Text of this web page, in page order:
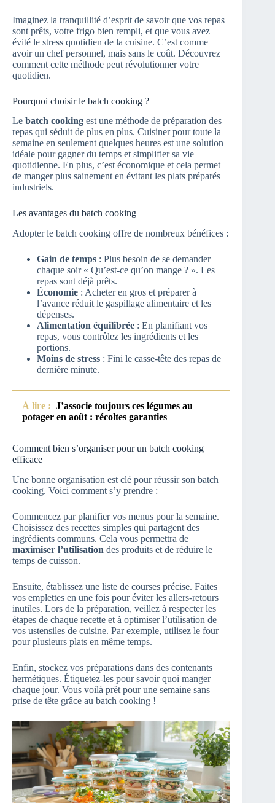
Imaginez la tranquillité d’esprit de savoir que vos repas
sont prêts, votre frigo bien rempli, et que vous avez
évité le stress quotidien de la cuisine. C’est comme
avoir un chef personnel, mais sans le coût. Découvrez
comment cette méthode peut révolutionner votre
quotidien.
Pourquoi choisir le batch cooking ?
Le batch cooking est une méthode de préparation des
repas qui séduit de plus en plus. Cuisiner pour toute la
semaine en seulement quelques heures est une solution
idéale pour gagner du temps et simplifier sa vie
quotidienne. En plus, c’est économique et cela permet
de manger plus sainement en évitant les plats préparés
industriels.
Les avantages du batch cooking
Adopter le batch cooking offre de nombreux bénéfices :
Gain de temps : Plus besoin de se demander
chaque soir « Qu’est-ce qu’on mange ? ». Les
repas sont déjà prêts.
Économie : Acheter en gros et préparer à
l’avance réduit le gaspillage alimentaire et les
dépenses.
Alimentation équilibrée : En planifiant vos
repas, vous contrôlez les ingrédients et les
portions.
Moins de stress : Fini le casse-tête des repas de
dernière minute.
À lire : J’associe toujours ces légumes au
potager en août : récoltes garanties
Comment bien s’organiser pour un batch cooking
efficace
Une bonne organisation est clé pour réussir son batch
cooking. Voici comment s’y prendre :
Commencez par planifier vos menus pour la semaine.
Choisissez des recettes simples qui partagent des
ingrédients communs. Cela vous permettra de
maximiser l’utilisation des produits et de réduire le
temps de cuisson.
Ensuite, établissez une liste de courses précise. Faites
vos emplettes en une fois pour éviter les allers-retours
inutiles. Lors de la préparation, veillez à respecter les
étapes de chaque recette et à optimiser l’utilisation de
vos ustensiles de cuisine. Par exemple, utilisez le four
pour plusieurs plats en même temps.
Enfin, stockez vos préparations dans des contenants
hermétiques. Étiquetez-les pour savoir quoi manger
chaque jour. Vous voilà prêt pour une semaine sans
prise de tête grâce au batch cooking !